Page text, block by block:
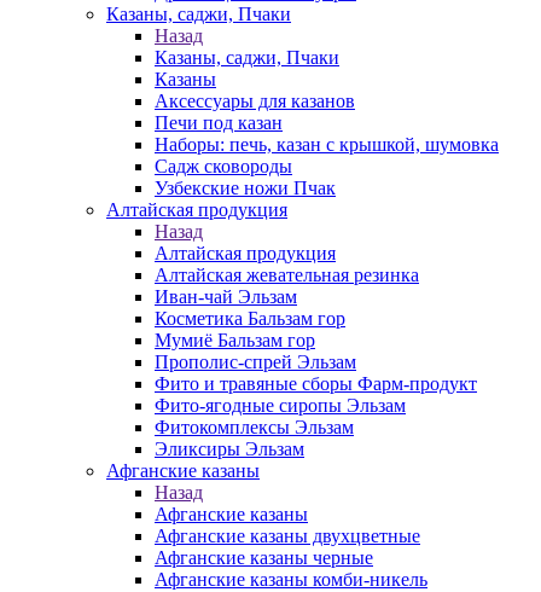
Казаны, саджи, Пчаки
Назад
Казаны, саджи, Пчаки
Казаны
Аксессуары для казанов
Печи под казан
Наборы: печь, казан с крышкой, шумовка
Садж сковороды
Узбекские ножи Пчак
Алтайская продукция
Назад
Алтайская продукция
Алтайская жевательная резинка
Иван-чай Эльзам
Косметика Бальзам гор
Мумиё Бальзам гор
Прополис-спрей Эльзам
Фито и травяные сборы Фарм-продукт
Фито-ягодные сиропы Эльзам
Фитокомплексы Эльзам
Эликсиры Эльзам
Афганские казаны
Назад
Афганские казаны
Афганские казаны двухцветные
Афганские казаны черные
Афганские казаны комби-никель